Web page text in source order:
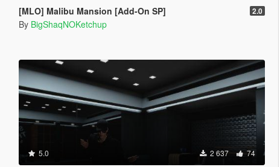
[MLO] Malibu Mansion [Add-On SP] 2.0
By BigShaqNOKetchup
5.0 2 637 74